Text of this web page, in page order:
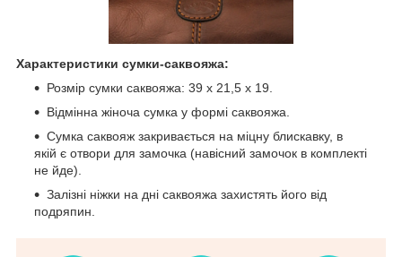
Характеристики сумки-саквояжа:
Розмір сумки саквояжа: 39 x 21,5 x 19.
Відмінна жіноча сумка у формі саквояжа.
Сумка саквояж закривається на міцну блискавку, в
якій є отвори для замочка (навісний замочок в комплекті
не йде).
Залізні ніжки на дні саквояжа захистять його від
подряпин.